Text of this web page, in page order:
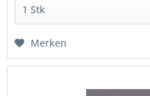
Merken